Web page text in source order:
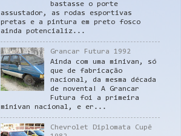
bastasse o porte
assustador, as rodas esportivas
pretas e a pintura em preto fosco
ainda potencializ...
Grancar Futura 1992
Ainda com uma minivan, só
que de fabricação
nacional, da mesma década
de noventa! A Grancar
Futura foi a primeira
minivan nacional, e er...
Chevrolet Diplomata Cupê